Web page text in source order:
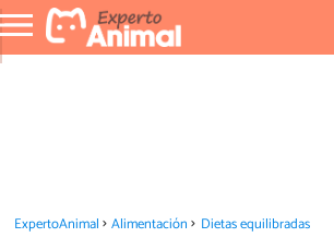
ExpertoAnimal Alimentación Dietas equilibradas